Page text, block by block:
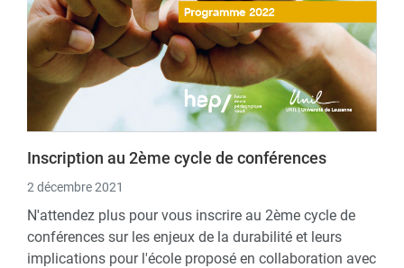
Inscription au 2ème cycle de conférences
2 décembre 2021
N'attendez plus pour vous inscrire au 2ème cycle de
conférences sur les enjeux de la durabilité et leurs
implications pour l'école proposé en collaboration avec